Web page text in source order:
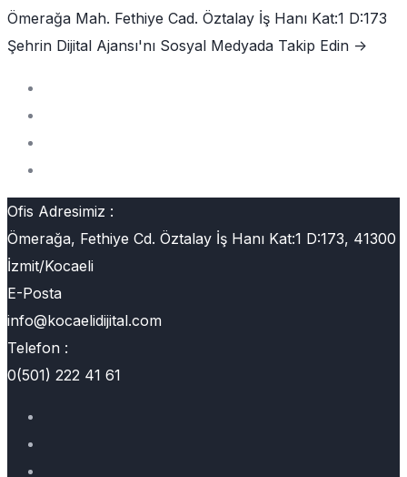
Ömerağa Mah. Fethiye Cad. Öztalay İş Hanı Kat:1 D:173
Şehrin Dijital Ajansı'nı Sosyal Medyada Takip Edin ->
Ofis Adresimiz :
Ömerağa, Fethiye Cd. Öztalay İş Hanı Kat:1 D:173, 41300
İzmit/Kocaeli
E-Posta
info@kocaelidijital.com
Telefon :
0(501) 222 41 61